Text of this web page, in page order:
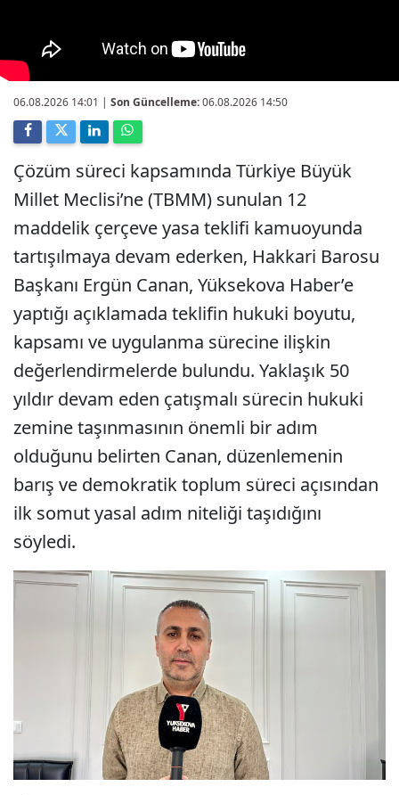
06.08.2026 14:01 | Son Güncelleme:06.08.2026 14:50
Çözüm süreci kapsamında Türkiye Büyük
Millet Meclisi’ne (TBMM) sunulan 12
maddelik çerçeve yasa teklifi kamuoyunda
tartışılmaya devam ederken, Hakkari Barosu
Başkanı Ergün Canan, Yüksekova Haber’e
yaptığı açıklamada teklifin hukuki boyutu,
kapsamı ve uygulanma sürecine ilişkin
değerlendirmelerde bulundu. Yaklaşık 50
yıldır devam eden çatışmalı sürecin hukuki
zemine taşınmasının önemli bir adım
olduğunu belirten Canan, düzenlemenin
barış ve demokratik toplum süreci açısından
ilk somut yasal adım niteliği taşıdığını
söyledi.